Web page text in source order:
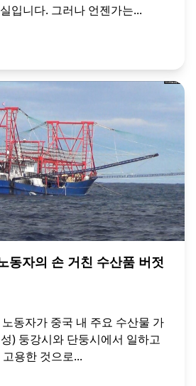
입니다. 그러나 언젠가는...
동자의 손 거친 수산품 버젓
동자가 중국 내 주요 수산물 가
) 둥강시와 단둥시에서 일하고
용한 것으로...